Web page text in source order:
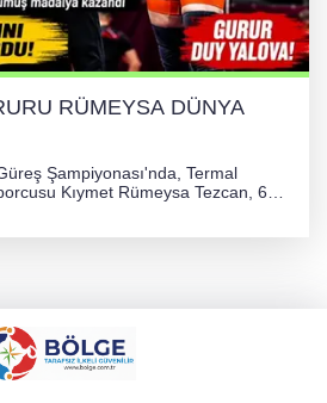
RÜMEYSA DÜNYA
Şampiyonası'nda, Termal
Kıymet Rümeysa Tezcan, 69